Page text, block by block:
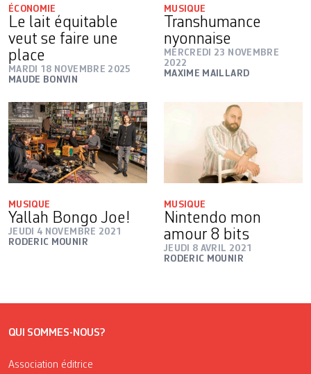
ÉCONOMIE
Le lait équitable
veut se faire une
place
MARDI 18 NOVEMBRE 2025
MAUDE BONVIN
MUSIQUE
Transhumance
nyonnaise
MERCREDI 23 NOVEMBRE
2022
MAXIME MAILLARD
MUSIQUE
Yallah Bongo Joe!
JEUDI 4 NOVEMBRE 2021
RODERIC MOUNIR
MUSIQUE
Nintendo mon
amour 8 bits
JEUDI 8 AVRIL 2021
RODERIC MOUNIR
QUI SOMMES-NOUS?
Association éditrice